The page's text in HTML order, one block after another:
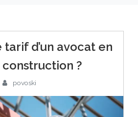
tarif d’un avocat en
?
povoski